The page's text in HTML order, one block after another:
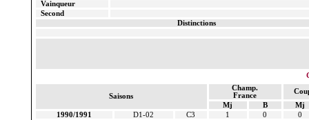
Vainqueur
Second
Distinctions
Saisons
Champ.
France
Mj
B
Mj
1990/1991
D1-02 C3 1 0
0